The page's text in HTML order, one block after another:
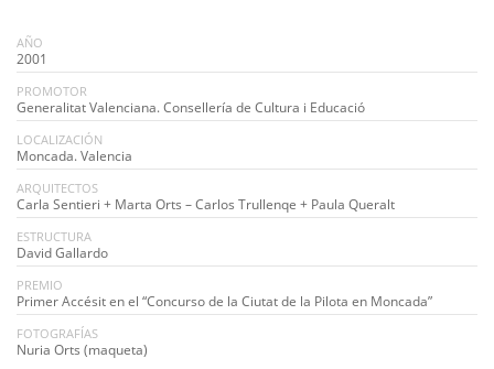
AÑO
2001
PROMOTOR
Generalitat Valenciana. Consellería de Cultura i Educació
LOCALIZACIÓN
Moncada. Valencia
ARQUITECTOS
Carla Sentieri + Marta Orts – Carlos Trullenqe + Paula Queralt
ESTRUCTURA
David Gallardo
PREMIO
Primer Accésit en el “Concurso de la Ciutat de la Pilota en Moncada”
FOTOGRAFÍAS
Nuria Orts (maqueta)